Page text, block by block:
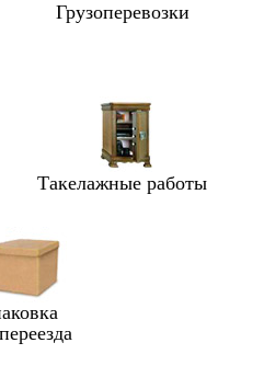
Грузоперевозки
Такелажные работы